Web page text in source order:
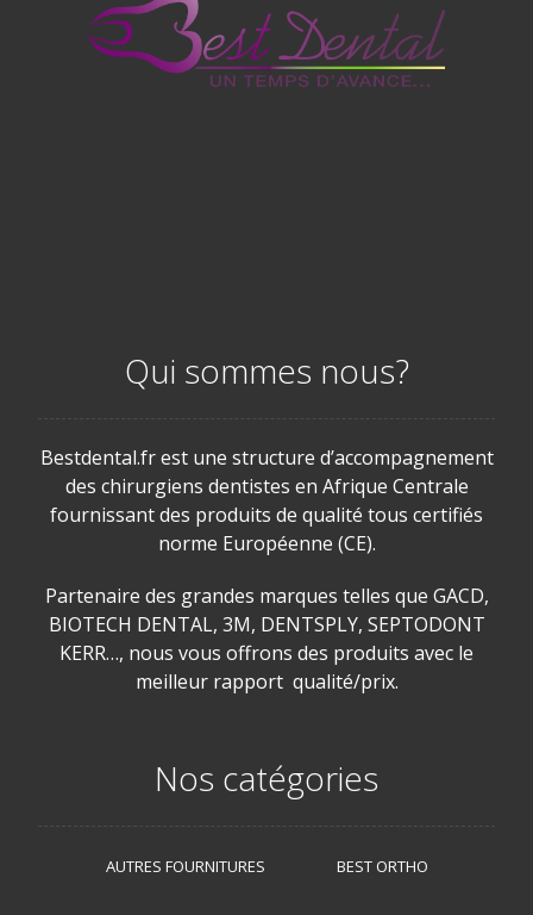
Qui sommes nous?
Bestdental.fr est une structure d’accompagnement
des chirurgiens dentistes en Afrique Centrale
fournissant des produits de qualité tous certifiés
norme Européenne (CE).
Partenaire des grandes marques telles que GACD,
BIOTECH DENTAL, 3M, DENTSPLY, SEPTODONT
KERR…, nous vous offrons des produits avec le
meilleur rapport qualité/prix.
Nos catégories
AUTRES FOURNITURES BEST ORTHO